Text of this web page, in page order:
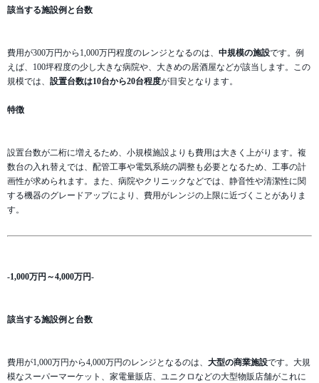
該当する施設例と台数
費用が300万円から1,000万円程度のレンジとなるのは、 中規模の施設です。例
えば、100坪程度の少し大きな病院や、大きめの居酒屋などが該当します。この
規模では、 設置台数は10台から20台程度が目安となります。
特徴
設置台数が二桁に増えるため、小規模施設よりも費用は大きく上がります。複
数台の入れ替えでは、配管工事や電気系統の調整も必要となるため、工事の計
画性が求められます。また、病院やクリニックなどでは、静音性や清潔性に関
する機器のグレードアップにより、費用がレンジの上限に近づくことがありま
す。
-1,000万円～4,000万円-
該当する施設例と台数
費用が1,000万円から4,000万円のレンジとなるのは、 大型の商業施設です。大規
模なスーパーマーケット、家電量販店、ユニクロなどの大型物販店舗がこれに